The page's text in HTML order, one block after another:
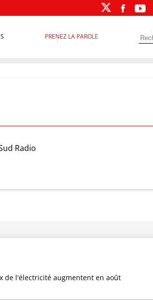
PRENEZ LA PAROLE
Radio
de l'électricité augmentent en août